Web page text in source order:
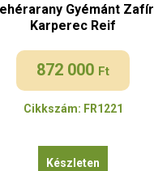
Gyémánt Zafír
Karperec Reif
872 000 Ft
Cikkszám: FR1221
Készleten